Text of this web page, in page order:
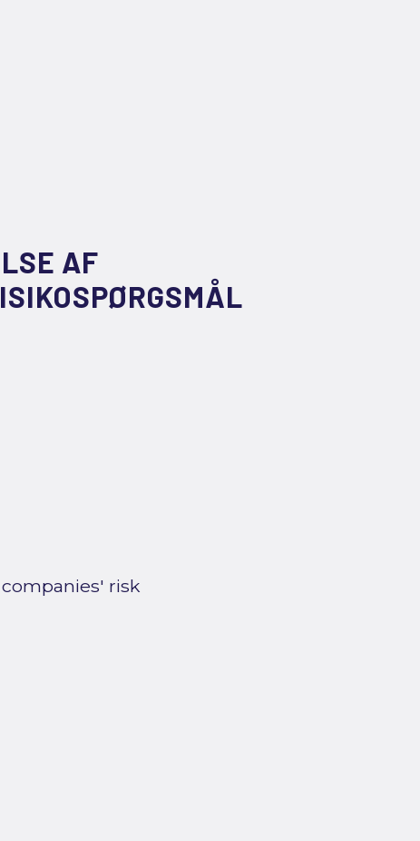
AF
risk